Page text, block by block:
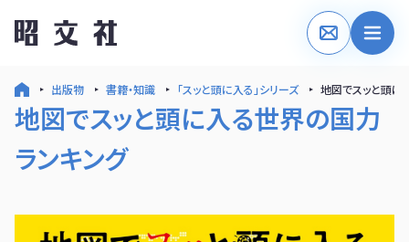
地図でスッと頭に入る世界の国力
ランキング
出版物 書籍・知識 「スッと頭に入る」シリーズ 地図でスッと頭に